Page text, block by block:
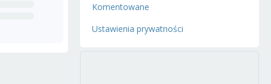
Komentowane
Ustawienia prywatności